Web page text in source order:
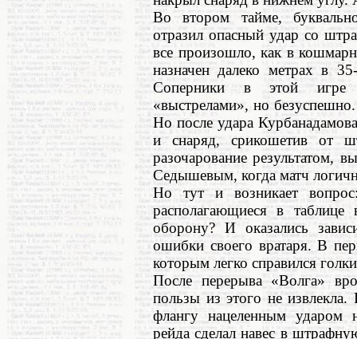
Во втором тайме,
отразил опасный удар со
все произошло, как в
назначен далеко метрах в
Соперники в этой игре
«выстрелами», но
Но после удара
и снаряд, срикошетив от
разочарование результатом,
Седышевым, когда матч
Но тут и возникает
располагающиеся в
оборону? И оказались
ошибки своего вратаря. В
которым легко справился
После перерыва «Волга»
пользы из этого не
флангу нацеленным ударом
рейда сделал навес в